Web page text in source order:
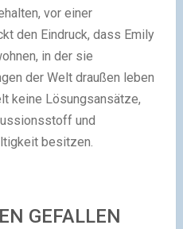
vor einer
den Eindruck, dass Emily
in der sie
der Welt draußen leben
keine Lösungsansätze,
und
besitzen.
GEFALLEN